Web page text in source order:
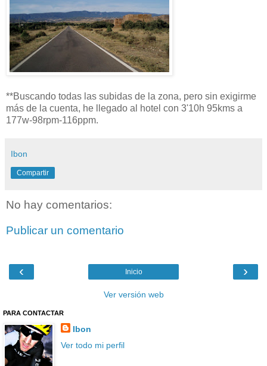
**Buscando todas las subidas de la zona, pero sin exigirme
más de la cuenta, he llegado al hotel con 3'10h 95kms a
177w-98rpm-116ppm.
Ibon
Compartir
No hay comentarios:
Publicar un comentario
‹ ›
Inicio
Ver versión web
PARA CONTACTAR
Ibon
Ver todo mi perfil